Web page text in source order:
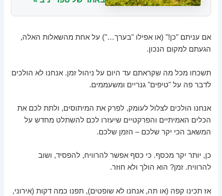
אם עניתם "כן!" (או אפילו "בערך…") על אחת מהשאלות האלה,
הגעתם למקום הנכון.
תשכחו מכל מה שקראתם עד היום על ניהול זמן. אנחנו לא הולכים
לדבר פה על "טיפים" גנריים ומשעממים.
אנחנו הולכים לצלול לעומק, לפרק את המיתוסים, ולתת לכם את
הכלים האמיתיים והפרקטיים שיעזרו לכם להשתלט מחדש על
המשאב הכי יקר שלכם – הזמן שלכם.
כן, יותר יקר מכסף. כי כסף אפשר להרוויח, להפסיד, ושוב
להרוויח. זמן? הוא הולך ולא חוזר.
אז תכינו קפה (או תה, אנחנו לא שופטים), תפנו כמה דקות (אירוני,